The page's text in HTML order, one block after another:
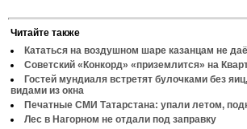
Читайте также
Кататься на воздушном шаре казанцам не
Советский «Конкорд» «приземлится» на
Гостей мундиаля встретят булочками без
видами из окна
Печатные СМИ Татарстана: упали летом,
Лес в Нагорном не отдали под заправку